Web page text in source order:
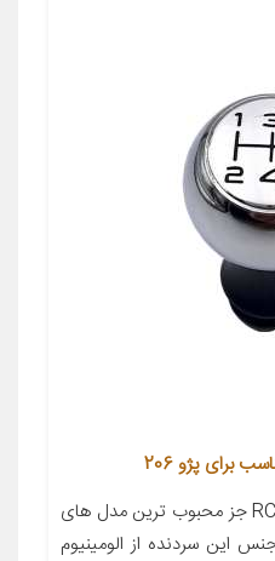
معرفی محصول سردنده مدل RC جز محبوب ترین مدل های
می باشد.جنس این سردنده از الومینیوم